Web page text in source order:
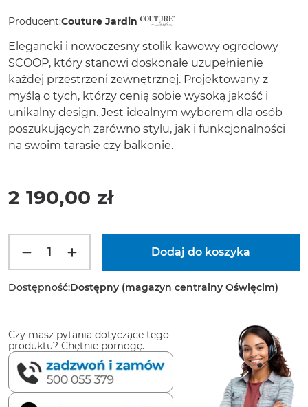
Producent:Couture Jardin
Elegancki i nowoczesny stolik kawowy ogrodowy
SCOOP, który stanowi doskonałe uzupełnienie
każdej przestrzeni zewnętrznej. Projektowany z
myślą o tych, którzy cenią sobie wysoką jakość i
unikalny design. Jest idealnym wyborem dla osób
poszukujących zarówno stylu, jak i funkcjonalności
na swoim tarasie czy balkonie.
2 190,00 zł
Dostępność:Dostępny (magazyn centralny Oświęcim)
Czy masz pytania dotyczące tego
produktu? Chętnie pomogę.